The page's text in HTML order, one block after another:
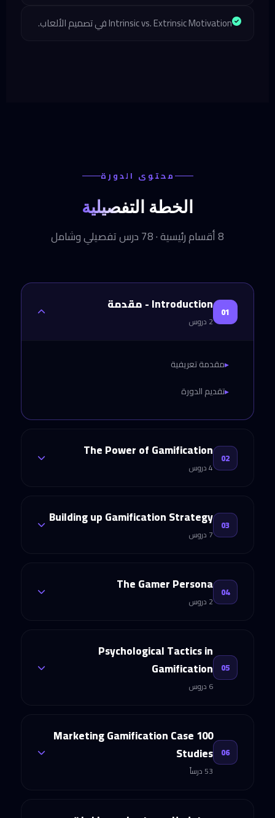
Intrinsic vs. Extrinsic Motivation في تصميم الألعاب.
محتوى الدورة
الخطة التفصيلية
8 أقسام رئيسية · 78 درس تفصيلي وشامل
01 Introduction - مقدمة
2 دروس
مقدمة تعريفية
تقديم الدورة
02
The Power of Gamification
4 دروس
History of Gamification
Facts and Figures
The 5 Sins of Gamification
03
Building up Gamification Strategy
7 دروس
Gamification Structure
MDA (Mechanics-Dynamics-Aesthetics)
Pink Framework
D6 Framework
Octalysis Framework
04
The Gamer Persona
2 دروس
Bartle Players Types
Big Five and Gamification05
Psychological Tactics in
Gamification
6 دروس
The Psychology of Challenge
Intrinsic and Extrinsic Motivation06
100 Marketing Gamification Case
Studies
53 درساً
Gamification Checklist